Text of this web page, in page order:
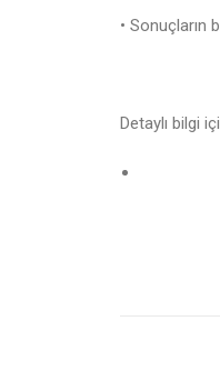
• Sonuçların
Detaylı bilgi